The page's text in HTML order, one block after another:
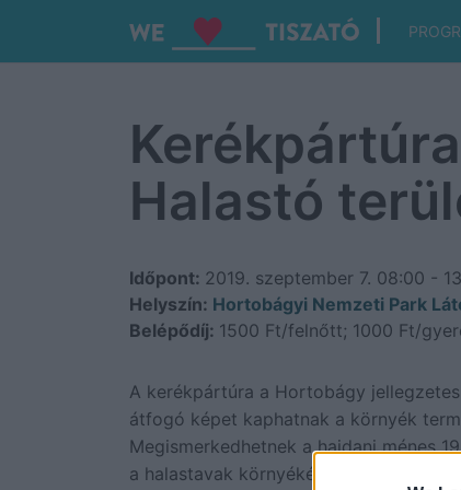
Halastó
Időpont: 2019. szeptember 7. 08:00 -
Helyszín: Hortobágyi Nemzeti Park
Belépődíj: 1500 Ft/felnőtt; 1000 Ft/
A kerékpártúra a Hortobágy
átfogó képet kaphatnak a környék
Megismerkedhetnek a hajdani ménes
a halastavak környékén élő